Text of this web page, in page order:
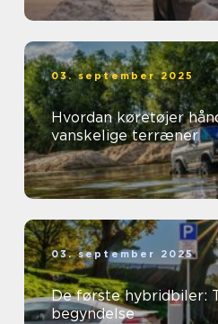
03. september 2025
Hvordan køretøjer
vanskelige terræner
03. september 2025
De første hybridbiler:
begyndelse